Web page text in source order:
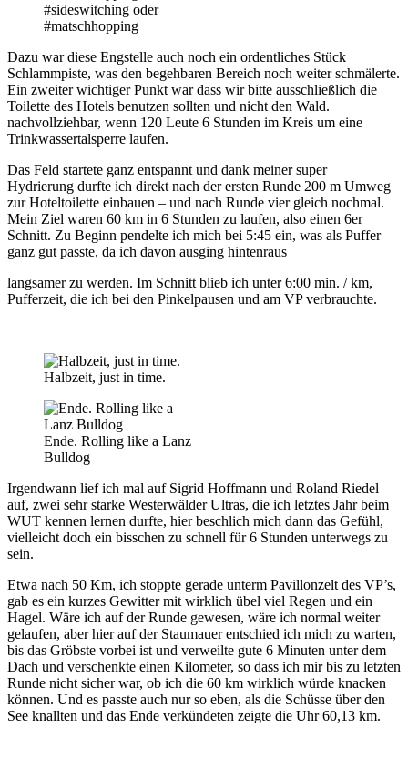
#sideswitching oder
#matschhopping
Dazu war diese Engstelle auch noch ein ordentliches Stück
Schlammpiste, was den begehbaren Bereich noch weiter schmälerte.
Ein zweiter wichtiger Punkt war dass wir bitte ausschließlich die
Toilette des Hotels benutzen sollten und nicht den Wald.
nachvollziehbar, wenn 120 Leute 6 Stunden im Kreis um eine
Trinkwassertalsperre laufen.
Das Feld startete ganz entspannt und dank meiner super
Hydrierung durfte ich direkt nach der ersten Runde 200 m Umweg
zur Hoteltoilette einbauen – und nach Runde vier gleich nochmal.
Mein Ziel waren 60 km in 6 Stunden zu laufen, also einen 6er
Schnitt. Zu Beginn pendelte ich mich bei 5:45 ein, was als Puffer
ganz gut passte, da ich davon ausging hintenraus
langsamer zu werden. Im Schnitt blieb ich unter 6:00 min. / km,
Pufferzeit, die ich bei den Pinkelpausen und am VP verbrauchte.
Halbzeit, just in time.
Ende. Rolling like a Lanz
Bulldog
Irgendwann lief ich mal auf Sigrid Hoffmann und Roland Riedel
auf, zwei sehr starke Westerwälder Ultras, die ich letztes Jahr beim
WUT kennen lernen durfte, hier beschlich mich dann das Gefühl,
vielleicht doch ein bisschen zu schnell für 6 Stunden unterwegs zu
sein.
Etwa nach 50 Km, ich stoppte gerade unterm Pavillonzelt des VP’s,
gab es ein kurzes Gewitter mit wirklich übel viel Regen und ein
Hagel. Wäre ich auf der Runde gewesen, wäre ich normal weiter
gelaufen, aber hier auf der Staumauer entschied ich mich zu warten,
bis das Gröbste vorbei ist und verweilte gute 6 Minuten unter dem
Dach und verschenkte einen Kilometer, so dass ich mir bis zu letzten
Runde nicht sicher war, ob ich die 60 km wirklich würde knacken
können. Und es passte auch nur so eben, als die Schüsse über den
See knallten und das Ende verkündeten zeigte die Uhr 60,13 km.